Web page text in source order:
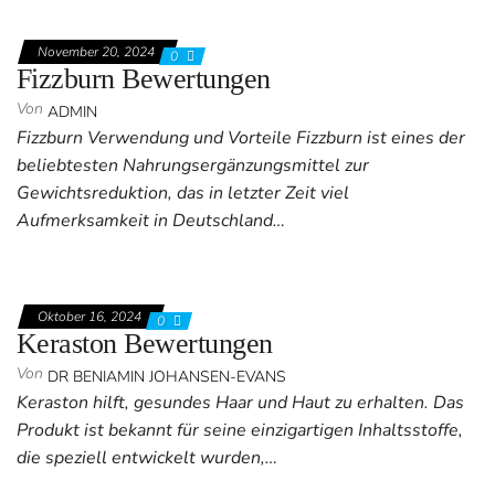
November 20, 2024 0
Fizzburn Bewertungen
Von ADMIN
Fizzburn Verwendung und Vorteile Fizzburn ist eines der
beliebtesten Nahrungsergänzungsmittel zur
Gewichtsreduktion, das in letzter Zeit viel
Aufmerksamkeit in Deutschland…
Oktober 16, 2024 0
Keraston Bewertungen
Von DR BENIAMIN JOHANSEN-EVANS
Keraston hilft, gesundes Haar und Haut zu erhalten. Das
Produkt ist bekannt für seine einzigartigen Inhaltsstoffe,
die speziell entwickelt wurden,…